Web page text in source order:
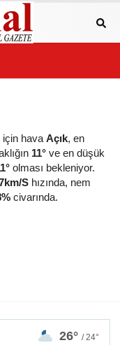
hava Açık, en
11°ve en düşük
olması bekleniyor.
Shızında, nem
civarında.
26° / 24°